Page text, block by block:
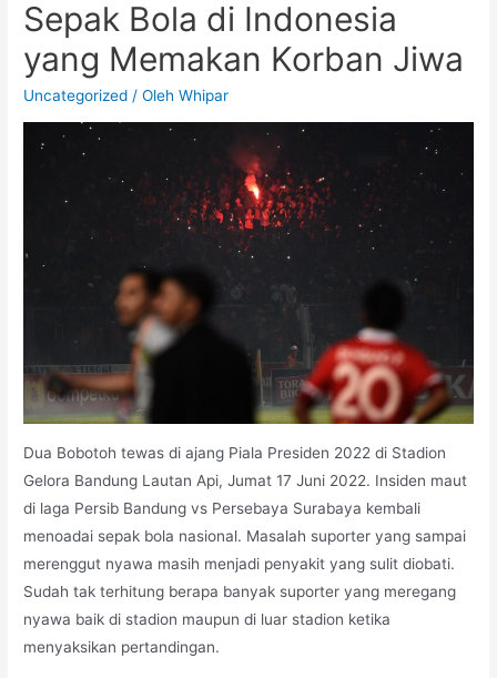
Sepak Bola di Indonesia
yang Memakan Korban Jiwa
Uncategorized / OlehWhipar
Dua Bobotoh tewas di ajang Piala Presiden 2022 di Stadion
Gelora Bandung Lautan Api, Jumat 17 Juni 2022. Insiden maut
di laga Persib Bandung vs Persebaya Surabaya kembali
menoadai sepak bola nasional. Masalah suporter yang sampai
merenggut nyawa masih menjadi penyakit yang sulit diobati.
Sudah tak terhitung berapa banyak suporter yang meregang
nyawa baik di stadion maupun di luar stadion ketika
menyaksikan pertandingan.